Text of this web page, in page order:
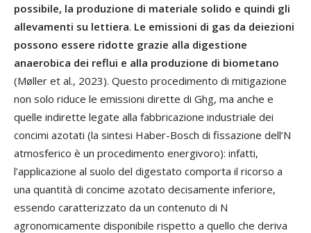
possibile, la produzione di materiale solido e quindi gli
allevamenti su lettiera. Le emissioni di gas da deiezioni
possono essere ridotte grazie alla digestione
anaerobica dei reflui e alla produzione di biometano
(Møller et al., 2023). Questo procedimento di mitigazione
non solo riduce le emissioni dirette di Ghg, ma anche e
quelle indirette legate alla fabbricazione industriale dei
concimi azotati (la sintesi Haber-Bosch di fissazione dell’N
atmosferico è un procedimento energivoro): infatti,
l’applicazione al suolo del digestato comporta il ricorso a
una quantità di concime azotato decisamente inferiore,
essendo caratterizzato da un contenuto di N
agronomicamente disponibile rispetto a quello che deriva